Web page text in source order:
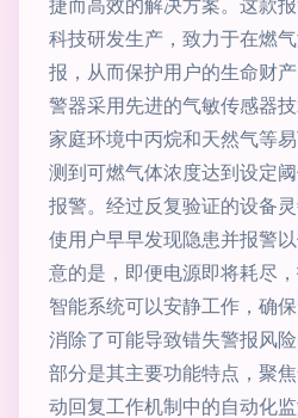
科技研发生产，致力于在燃
报，从而保护用户的生命财
警器采用先进的气敏传感器
家庭环境中丙烷和天然气等
测到可燃气体浓度达到设定
报警。经过反复验证的设备
使用户早早发现隐患并报警
意的是，即便电源即将耗尽
智能系统可以安静工作，确
消除了可能导致错失警报风
部分是其主要功能特点，聚
动回复工作机制中的自动化